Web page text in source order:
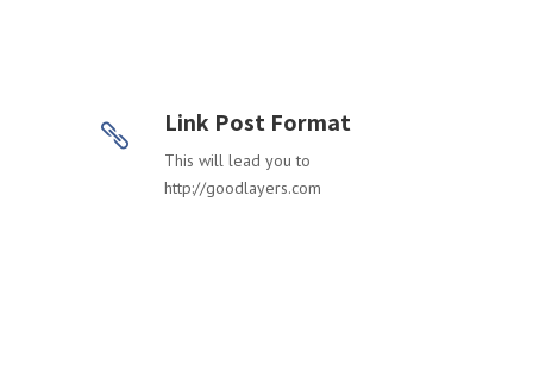
Link Post Format
This will lead you to
http://goodlayers.com